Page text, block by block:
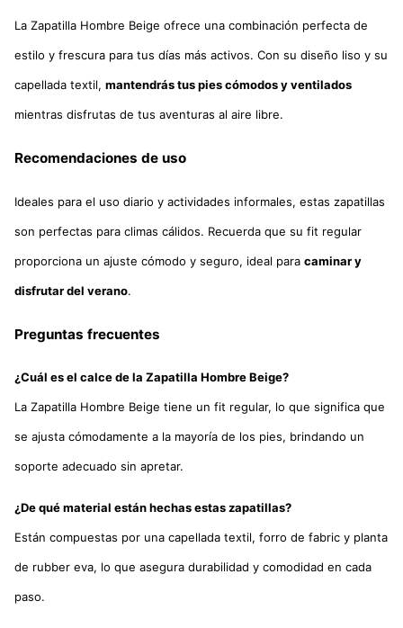
La Zapatilla Hombre Beige ofrece una combinación perfecta de
estilo y frescura para tus días más activos. Con su diseño liso y su
capellada textil, mantendrás tus pies cómodos y ventilados
mientras disfrutas de tus aventuras al aire libre.
Recomendaciones de uso
Ideales para el uso diario y actividades informales, estas zapatillas
son perfectas para climas cálidos. Recuerda que su fit regular
proporciona un ajuste cómodo y seguro, ideal para caminar y
disfrutar del verano.
Preguntas frecuentes
¿Cuál es el calce de la Zapatilla Hombre Beige?
La Zapatilla Hombre Beige tiene un fit regular, lo que significa que
se ajusta cómodamente a la mayoría de los pies, brindando un
soporte adecuado sin apretar.
¿De qué material están hechas estas zapatillas?
Están compuestas por una capellada textil, forro de fabric y planta
de rubber eva, lo que asegura durabilidad y comodidad en cada
paso.